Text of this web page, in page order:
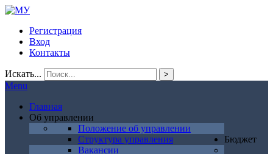
Регистрация
Вход
Контакты
Искать... >
Menu
Главная
Об управлении
Положение об управлении
Структура управления
Вакансии
Бюджет